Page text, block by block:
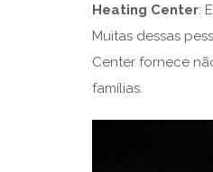
Heating Center:
Muitas dessas
Center fornece
famílias.